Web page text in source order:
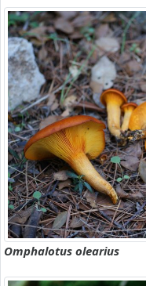
Omphalotus olearius